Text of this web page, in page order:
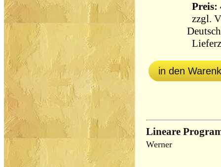
Preis:
zzgl.
in den
Lineare
Werner